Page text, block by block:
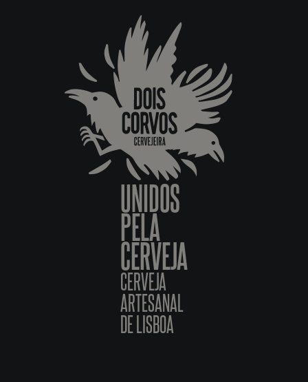
UNIDOS
PELA
CERVEJA
CERVEJA
ARTESANAL
DE LISBOA